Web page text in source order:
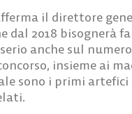
il direttore
dal 2018 bisognerà
anche sul
insieme ai
sono i primi